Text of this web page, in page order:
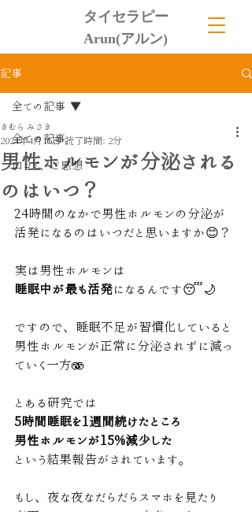
タイセラピー
Arun(アルン)
記事
全ての記事
口コミ、ご感想
全ての記事
男性ホルモンが分泌される
のはいつ？
きむら みさき
2024年4月15日 読了時間: 2分
24時間のなかで男性ホルモンの分泌が
活発になるのはいつだと思いますか😊？
実は男性ホルモンは
睡眠中が最も活発になるんです😴🌙
ですので、睡眠不足が習慣化していると
男性ホルモンが正常に分泌されずに減っ
ていく一方🫨
とある研究では
5時間睡眠を1週間続けたところ
男性ホルモンが15%減少した
という結果報告がされています。
もし、夜な夜なだらだらスマホを見たり